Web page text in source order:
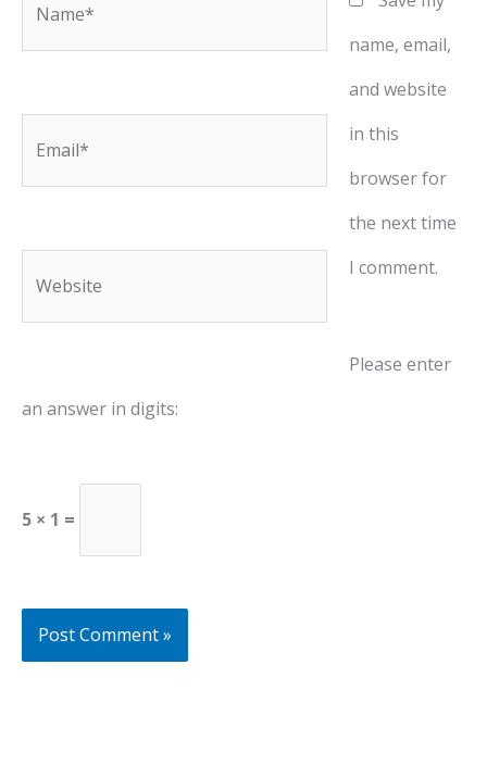
name, email,
and website
in this
browser for
the next time
I comment.
Please enter
an answer in digits:
5 × 1 =